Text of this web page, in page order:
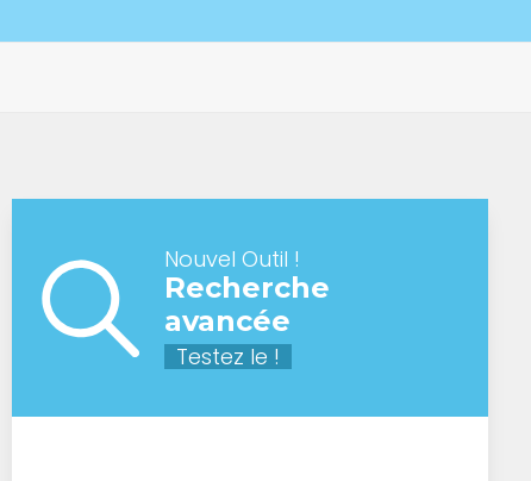
Nouvel Outil !
Recherche
avancée
Testez le !